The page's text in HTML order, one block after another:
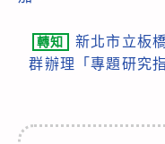
轉知
新北市立板
群辦理「專題研究